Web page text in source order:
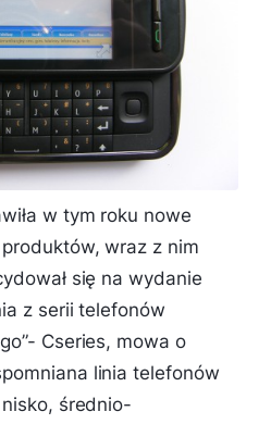
w tym roku nowe
wraz z nim
się na wydanie
z serii telefonów
Cseries, mowa o
linia telefonów
średnio-